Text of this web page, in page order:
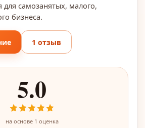
самозанятых, малого,
бизнеса.
1 отзыв
5.0
на основе 1 оценка